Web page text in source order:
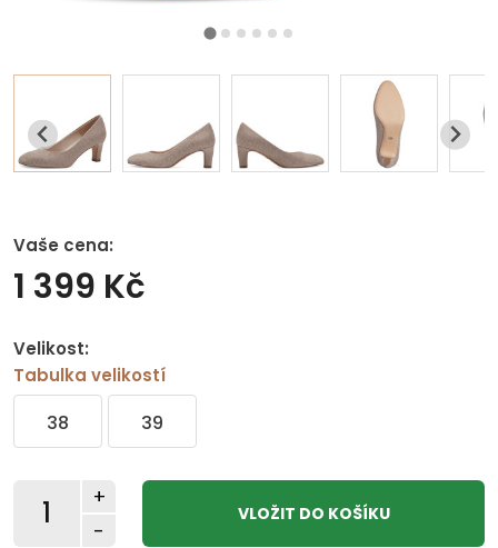
Vaše cena:
1 399 Kč
Velikost:
Tabulka velikostí
38 39
-
+